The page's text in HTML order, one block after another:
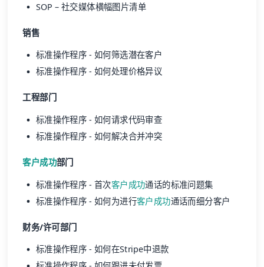
SOP – 社交媒体横幅图片清单
销售
标准操作程序 - 如何筛选潜在客户
标准操作程序 - 如何处理价格异议
工程部门
标准操作程序 - 如何请求代码审查
标准操作程序 - 如何解决合并冲突
客户成功部门
标准操作程序 - 首次客户成功通话的标准问题集
标准操作程序 - 如何为进行客户成功通话而细分客户
财务/许可部门
标准操作程序 - 如何在Stripe中退款